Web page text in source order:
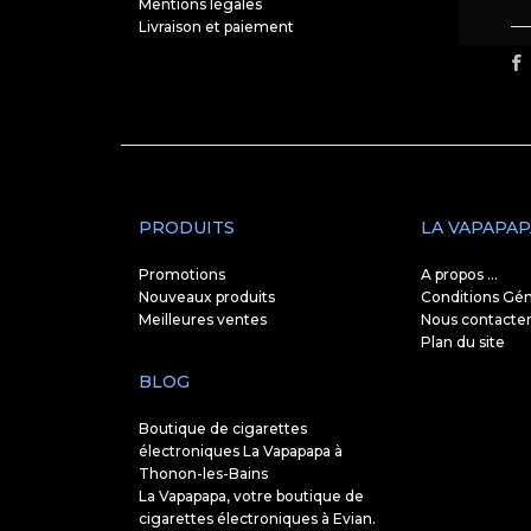
Mentions légales
Livraison et paiement
PRODUITS
Promotions
Nouveaux produits
Meilleures ventes
LA
A propos ...
Conditions
Nous contacter
Plan du site
BLOG
Boutique de cigarettes
électroniques La Vapapapa à
Thonon-les-Bains
La Vapapapa, votre boutique de
cigarettes électroniques à Evian.